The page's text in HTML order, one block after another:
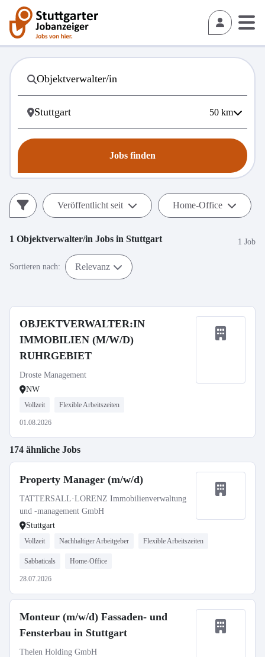
50 km
Jobs finden
Veröffentlicht seit Home-Office
1 Objektverwalter/in Jobs in Stuttgart 1 Job
Sortieren nach: Relevanz
OBJEKTVERWALTER:IN
IMMOBILIEN (M/W/D)
RUHRGEBIET
Droste Management
NW
Vollzeit Flexible Arbeitszeiten
01.08.2026
174 ähnliche Jobs
Property Manager (m/w/d)
TATTERSALL·LORENZ Immobilienverwaltung
und -management GmbH
Stuttgart
Vollzeit Nachhaltiger Arbeitgeber Flexible Arbeitszeiten
Sabbaticals Home-Office
28.07.2026
Monteur (m/w/d) Fassaden- und
Fensterbau in Stuttgart
Thelen Holding GmbH